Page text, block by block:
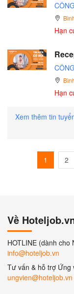
Hạn
Hạn
Xem thêm tin
1 2
Về
HOTLINE (dành cho
info@hoteljob.vn
Tư vấn & hỗ trợ Ứng
ungvien@hoteljob.vn